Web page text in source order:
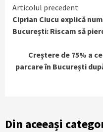
Continue
Reading
Articolul precedent
Ciprian Ciucu explică
București: Riscam să
Creștere de 75% a
parcare în București
Din aceeași